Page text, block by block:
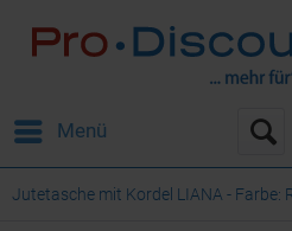
Menü
Jutetasche mit Kordel LIANA - Farbe: